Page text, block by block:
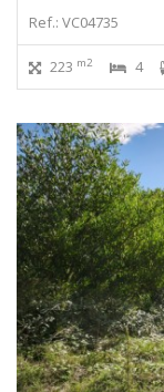
Ref.: VC04735
223 m2 4